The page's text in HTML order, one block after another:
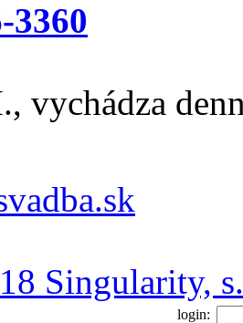
3360
vychádza
Singularity,
login: